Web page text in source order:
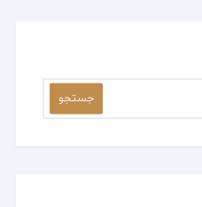
جستجو